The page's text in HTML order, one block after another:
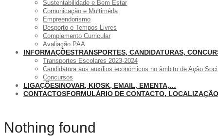
Sustentabilidade e Bem Estar
Comunicação e Multiméda
Empreendorismo
Desporto e Tempos Livres
Complemento Curricular
Avaliação PAA
INFORMAÇÕESTRANSPORTES, CANDIDATURAS,
Transportes Escolares 2023-2024
Candidatura aos auxílios económicos no âmbito de Ação
Concursos
LIGAÇÕESINOVAR, KIOSK, EMAIL, EMENTA,…
CONTACTOSFORMULÁRIO DE CONTACTO, LOCALIZAÇÃO
Nothing found